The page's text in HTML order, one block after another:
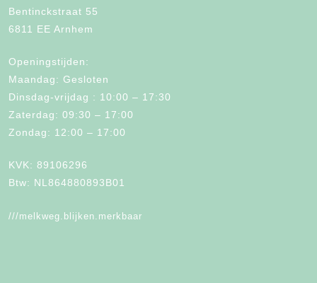
Bentinckstraat 55
6811 EE Arnhem
Openingstijden:
Maandag: Gesloten
Dinsdag-vrijdag : 10:00 – 17:30
Zaterdag: 09:30 – 17:00
Zondag: 12:00 – 17:00
KVK: 89106296
Btw: NL864880893B01
///melkweg.blijken.merkbaar